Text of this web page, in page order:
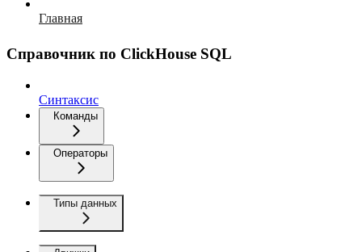
Главная
Справочник по ClickHouse SQL
Синтаксис
Команды
Операторы
Типы данных